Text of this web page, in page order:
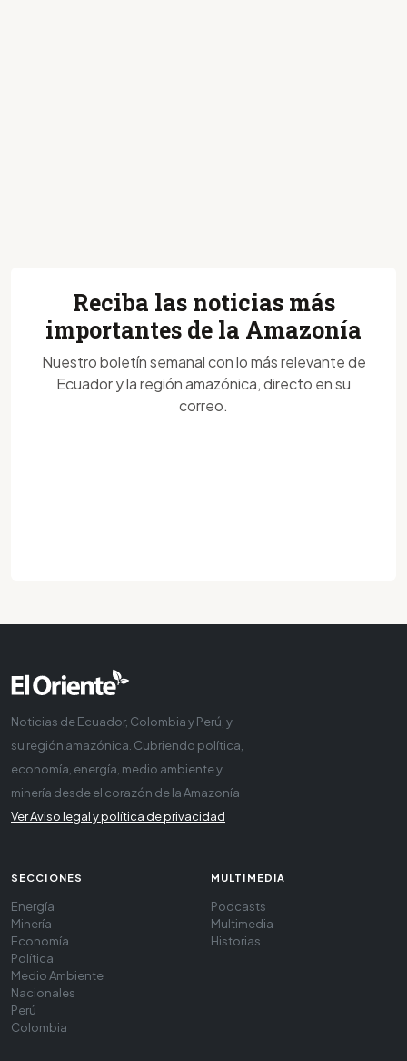
Reciba las noticias más
importantes de la Amazonía
Nuestro boletín semanal con lo más relevante de
Ecuador y la región amazónica, directo en su
correo.
Noticias de Ecuador, Colombia y Perú, y
su región amazónica. Cubriendo política,
economía, energía, medio ambiente y
minería desde el corazón de la Amazonía
Ver Aviso legal y política de privacidad
SECCIONES
Energía
Minería
Economía
Política
Medio Ambiente
Nacionales
Perú
Colombia
MULTIMEDIA
Podcasts
Multimedia
Historias